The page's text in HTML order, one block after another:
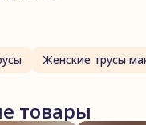
Женские трусы
товары